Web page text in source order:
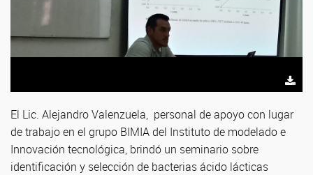
El Lic. Alejandro Valenzuela, personal de apoyo con lugar
de trabajo en el grupo BIMIA del Instituto de modelado e
Innovación tecnológica, brindó un seminario sobre
identificación y selección de bacterias ácido lácticas